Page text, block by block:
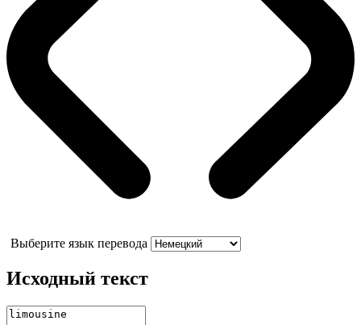
Выберите язык перевода
Исходный текст